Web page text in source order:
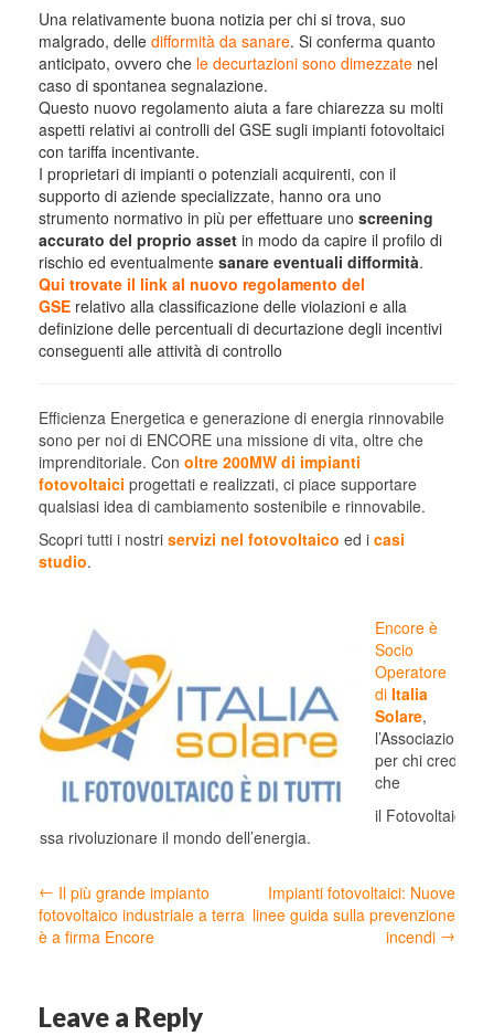
Una relativamente buona notizia per chi si trova, suo
malgrado, delle difformità da sanare. Si conferma quanto
anticipato, ovvero che le decurtazioni sono dimezzate nel
caso di spontanea segnalazione.
Questo nuovo regolamento aiuta a fare chiarezza su molti
aspetti relativi ai controlli del GSE sugli impianti fotovoltaici
con tariffa incentivante.
I proprietari di impianti o potenziali acquirenti, con il
supporto di aziende specializzate, hanno ora uno
strumento normativo in più per effettuare uno screening
accurato del proprio asset in modo da capire il profilo di
rischio ed eventualmente sanare eventuali difformità.
Qui trovate il link al nuovo regolamento del
GSE relativo alla classificazione delle violazioni e alla
definizione delle percentuali di decurtazione degli incentivi
conseguenti alle attività di controllo
Efficienza Energetica e generazione di energia rinnovabile
sono per noi di ENCORE una missione di vita, oltre che
imprenditoriale. Con oltre 200MW di impianti
fotovoltaici progettati e realizzati, ci piace supportare
qualsiasi idea di cambiamento sostenibile e rinnovabile.
Scopri tutti i nostri servizi nel fotovoltaico ed i casi
studio.
Encore è
Socio
Operatore
di Italia
Solare,
l’Associazione
per chi crede
che
il Fotovoltaico
possa rivoluzionare il mondo dell’energia.
← Il più grande impianto
fotovoltaico industriale a terra
è a firma Encore
Impianti fotovoltaici: Nuove
linee guida sulla prevenzione
incendi →
Leave a Reply